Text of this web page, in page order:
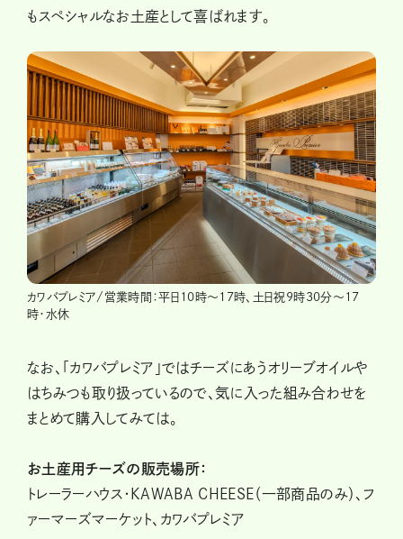
もスペシャルなお土産として喜ばれます。
カワバプレミア/営業時間：平日10時～17時、土日祝9時30分～17
時・水休
なお、「カワバプレミア」ではチーズにあうオリーブオイルや
はちみつも取り扱っているので、気に入った組み合わせを
まとめて購入してみては。
お土産用チーズの販売場所：
トレーラーハウス・KAWABA CHEESE（一部商品のみ）、フ
ァーマーズマーケット、カワバプレミア